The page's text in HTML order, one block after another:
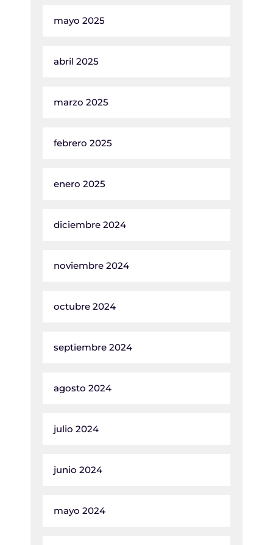
mayo 2025
abril 2025
marzo 2025
febrero 2025
enero 2025
diciembre 2024
noviembre 2024
octubre 2024
septiembre 2024
agosto 2024
julio 2024
junio 2024
mayo 2024